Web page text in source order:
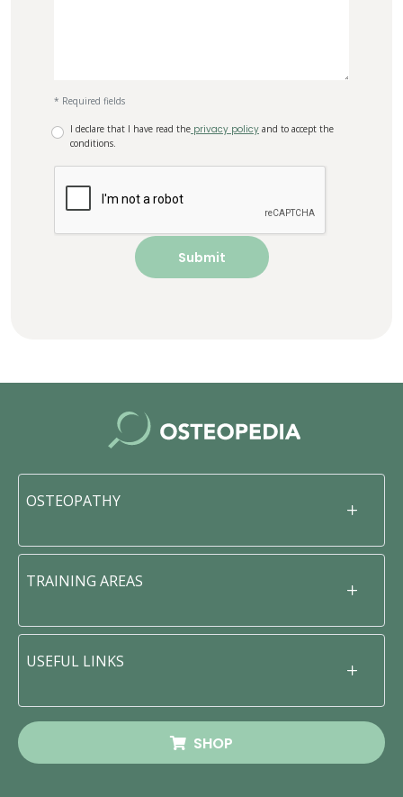
* Required fields
I declare that I have read the privacy policy and to accept the
conditions.
OSTEOPATHY
TRAINING AREAS
USEFUL LINKS
SHOP